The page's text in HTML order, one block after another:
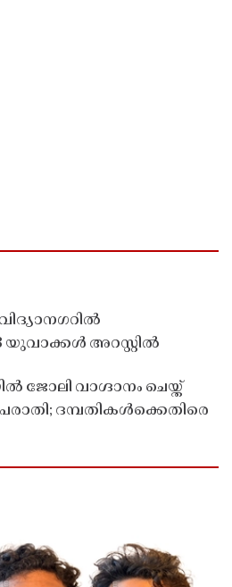
അറസ്റ്റിൽ
ജോലി വാഗ്ദാനം ചെയ്ത്
ദമ്പതികൾക്കെതിരെ